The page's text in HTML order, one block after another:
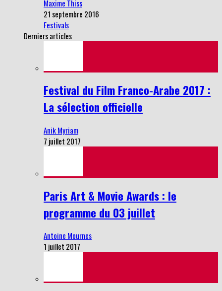
Maxime Thiss
21 septembre 2016
Festivals
Derniers articles
Festival du Film Franco-Arabe 2017 :
La sélection officielle
Anik Myriam
7 juillet 2017
Paris Art & Movie Awards : le
programme du 03 juillet
Antoine Mournes
1 juillet 2017